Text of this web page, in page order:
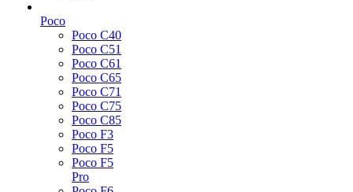
Poco
Poco C40
Poco C51
Poco C61
Poco C65
Poco C71
Poco C75
Poco C85
Poco F3
Poco F5
Poco F5
Pro